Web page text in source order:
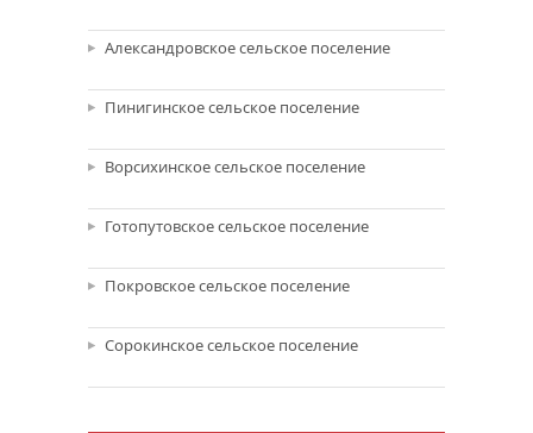
Александровское сельское поселение
Пинигинское сельское поселение
Ворсихинское сельское поселение
Готопутовское сельское поселение
Покровское сельское поселение
Сорокинское сельское поселение